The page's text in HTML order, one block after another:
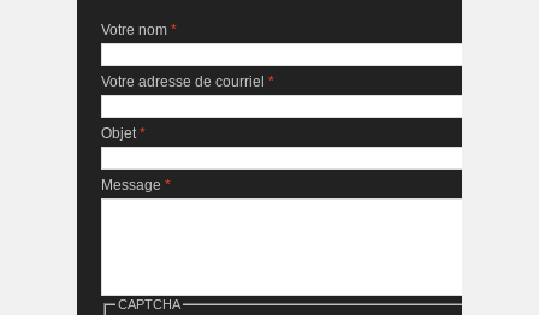
Votre nom *
Votre adresse de courriel *
Objet*
Message *
CAPTCHA